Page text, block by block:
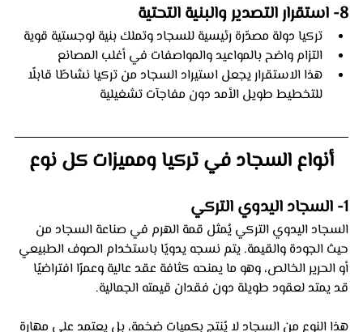
8- استقرار التصدير والبنية التحتية
تركيا دولة مصدّرة رئيسية للسجاد وتملك بنية لوجستية قوية
التزام واضح بالمواعيد والمواصفات في أغلب المصانع
هذا الاستقرار يجعل استيراد السجاد من تركيا نشاطًا قابلًا
للتخطيط طويل الأمد دون مفاجآت تشغيلية
أنواع السجاد في تركيا ومميزات كل نوع
1- السجاد اليدوي التركي
السجاد اليدوي التركي يُمثل قمة الهرم في صناعة السجاد من
حيث الجودة والقيمة. يتم نسجه يدويًا باستخدام الصوف الطبيعي
أو الحرير الخالص، وهو ما يمنحه كثافة عقد عالية وعمرًا افتراضيًا
قد يمتد لعقود طويلة دون فقدان قيمته الجمالية.
هذا النوع من السجاد لا يُنتج بكميات ضخمة، بل يعتمد على مهارة